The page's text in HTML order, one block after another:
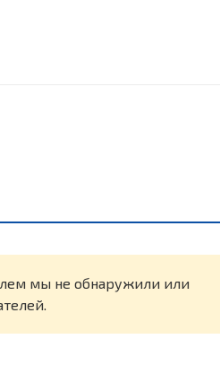
мы не обнаружили или